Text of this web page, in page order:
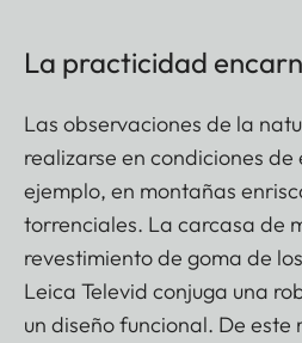
La practicidad
Las observaciones de la
realizarse en condiciones
ejemplo, en montañas
torrenciales. La carcasa de
revestimiento de goma de
Leica Televid conjuga una
un diseño funcional. De este